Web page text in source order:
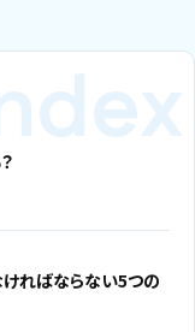
ればならない5つの